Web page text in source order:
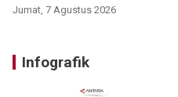
Jumat, 7 Agustus 2026
Infografik